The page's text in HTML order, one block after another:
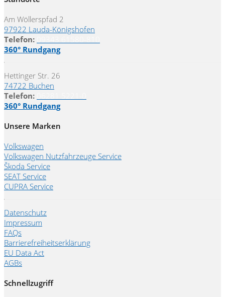
Am Wöllerspfad 2
97922 Lauda-Königshofen
Telefon:
360° Rundgang
Hettinger Str. 26
74722 Buchen
Telefon:
360° Rundgang
Unsere Marken
Volkswagen
Volkswagen Nutzfahrzeuge Service
Škoda Service
SEAT Service
CUPRA Service
Datenschutz
Impressum
FAQs
Barrierefreiheitserklärung
EU Data Act
AGBs
Schnellzugriff